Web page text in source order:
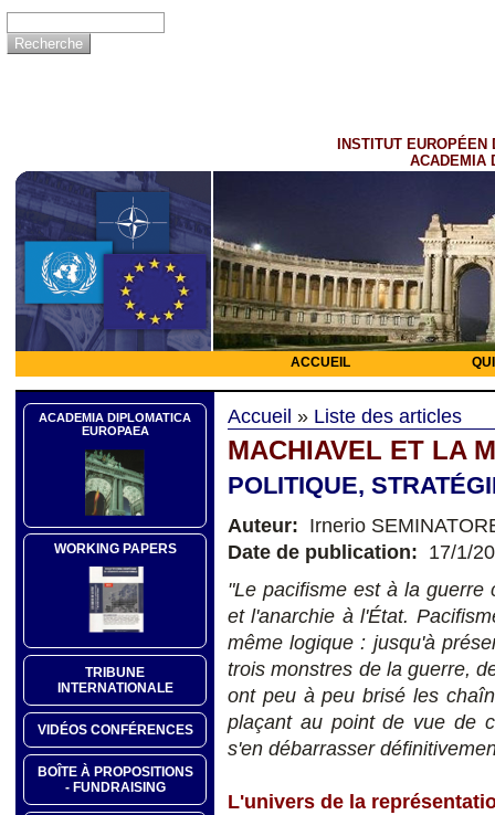
INSTITUT EUROPÉEN
ACADEMIA
ACCUEIL
ACADEMIA DIPLOMATICA
EUROPAEA
WORKING PAPERS
TRIBUNE
INTERNATIONALE
VIDÉOS CONFÉRENCES
BOÎTE À PROPOSITIONS
- FUNDRAISING
Accueil » Liste des articles
MACHIAVEL ET LA
POLITIQUE,
Auteur: Irnerio
Date de publication: 17/1/
"Le pacifisme est à la guerre
et l'anarchie à l'État.
même logique : jusqu'à
trois monstres de la guerre,
ont peu à peu brisé les
plaçant au point de vue de
s'en débarrasser
L'univers de la